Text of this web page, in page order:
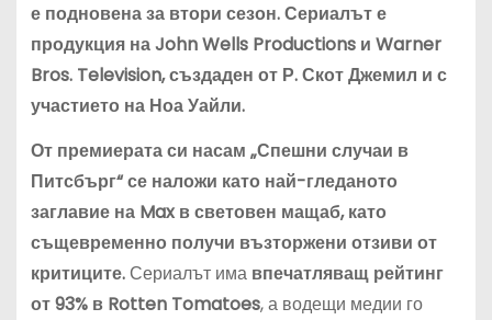
е подновена за втори сезон. Сериалът е
продукция на John Wells Productions и Warner
Bros. Television, създаден от Р. Скот Джемил и с
участието на Ноа Уайли.
От премиерата си насам „Спешни случаи в
Питсбърг“ се наложи като най-гледаното
заглавие на Max в световен мащаб, като
същевременно получи възторжени отзиви от
критиците.Сериалът има впечатляващ рейтинг
от 93% в Rotten Tomatoes, а водещи медии го